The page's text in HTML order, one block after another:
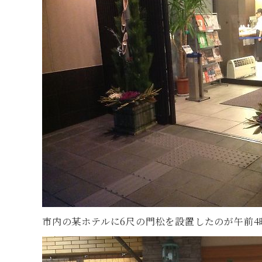
市内の某ホテルに6尺の門松を設置したのが午前4